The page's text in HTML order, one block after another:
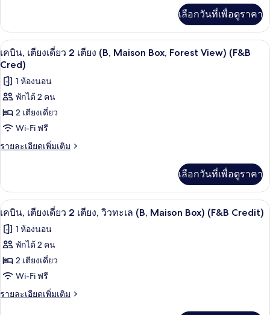
1
เตียง,
วิว
ทะเล
(B,
Maison
Box)
(F&B
Credit)
เกี่ยว
กับ
เคบิน,
เตียง
ไซส์
วิว
ทะเล
Maison
เลือกวันที่เพื่อดูราคา
เปิด
ภาพถ่าย
ทั้งหมด
ของ
เคบิน,
เตียง
เดี่ยว
เตียง
(B,
Maison
Box,
Forest
View)
(F&B
Cred)
เครื่องนอนระดับพรีเมียม, ผ้านวมขนเ
7
เคบิน, เตียงเดี่ยว 2 เตียง (B, Maison Box, Forest View) (F&B
Cred)
1 ห้องนอน
พักได้ 2 คน
2 เตียงเดี่ยว
Wi-Fi ฟรี
รายละเอียดเพิ่มเติม
ราย
เกี่ยว
กับ
เคบิน,
เดี่ยว
2
(B,
Maison
Forest
เลือกวันที่เพื่อดูราคา
เปิด
ภาพถ่าย
ทั้งหมด
ของ
เคบิน,
เตียง
เครื่องนอนระดับพรีเมียม, ผ้านวมขนเ
9
เคบิน, เตียงเดี่ยว 2 เตียง, วิวทะเล (B, Maison Box) (F&B Credit)
1 ห้องนอน
พักได้ 2 คน
2 เตียงเดี่ยว
Wi-Fi ฟรี
รายละเอียดเพิ่มเติม
ราย